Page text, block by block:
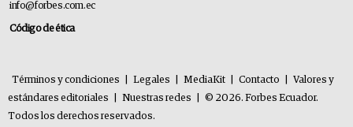
info@forbes.com.ec
Código de ética
Términos y condiciones Legales MediaKit Contacto
Valores y
estándares editoriales
Nuestras redes
© 2026. Forbes Ecuador.
Todos los derechos reservados.